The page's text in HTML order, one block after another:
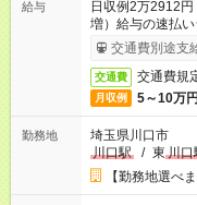
給与
日収例2万2912
増）給与の速払い
交通費別途支
交通費 交通費規
月収例 5～10万円
勤務地
埼玉県川口市
川口駅
/ 東 川口
【勤務地選べ